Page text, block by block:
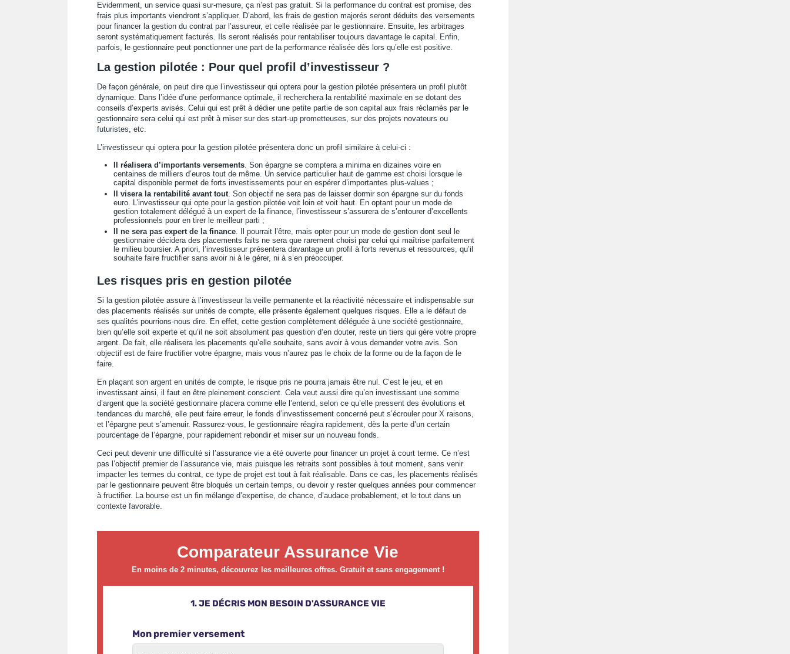
Evidemment, un service quasi sur-mesure, ça n’est pas gratuit. Si la performance du contrat est promise, des
frais plus importants viendront s’appliquer. D’abord, les frais de gestion majorés seront déduits des versements
pour financer la gestion du contrat par l’assureur, et celle réalisée par le gestionnaire. Ensuite, les arbitrages
seront systématiquement facturés. Ils seront réalisés pour rentabiliser toujours davantage le capital. Enfin,
parfois, le gestionnaire peut ponctionner une part de la performance réalisée dès lors qu’elle est positive.
La gestion pilotée : Pour quel profil d’investisseur ?
De façon générale, on peut dire que l’investisseur qui optera pour la gestion pilotée présentera un profil plutôt
dynamique. Dans l’idée d’une performance optimale, il recherchera la rentabilité maximale en se dotant des
conseils d’experts avisés. Celui qui est prêt à dédier une petite partie de son capital aux frais réclamés par le
gestionnaire sera celui qui est prêt à miser sur des start-up prometteuses, sur des projets novateurs ou
futuristes, etc.
L’investisseur qui optera pour la gestion pilotée présentera donc un profil similaire à celui-ci :
Il réalisera d’importants versements. Son épargne se comptera a minima en dizaines voire en
centaines de milliers d’euros tout de même. Un service particulier haut de gamme est choisi lorsque le
capital disponible permet de forts investissements pour en espérer d’importantes plus-values ;
Il visera la rentabilité avant tout. Son objectif ne sera pas de laisser dormir son épargne sur du fonds
euro. L’investisseur qui opte pour la gestion pilotée voit loin et voit haut. En optant pour un mode de
gestion totalement délégué à un expert de la finance, l’investisseur s’assurera de s’entourer d’excellents
professionnels pour en tirer le meilleur parti ;
Il ne sera pas expert de la finance. Il pourrait l’être, mais opter pour un mode de gestion dont seul le
gestionnaire décidera des placements faits ne sera que rarement choisi par celui qui maîtrise parfaitement
le milieu boursier. A priori, l’investisseur présentera davantage un profil à forts revenus et ressources, qu’il
souhaite faire fructifier sans avoir ni à le gérer, ni à s’en préoccuper.
Les risques pris en gestion pilotée
Si la gestion pilotée assure à l’investisseur la veille permanente et la réactivité nécessaire et indispensable sur
des placements réalisés sur unités de compte, elle présente également quelques risques. Elle a le défaut de
ses qualités pourrions-nous dire. En effet, cette gestion complètement déléguée à une société gestionnaire,
bien qu’elle soit experte et qu’il ne soit absolument pas question d’en douter, reste un tiers qui gère votre propre
argent. De fait, elle réalisera les placements qu’elle souhaite, sans avoir à vous demander votre avis. Son
objectif est de faire fructifier votre épargne, mais vous n’aurez pas le choix de la forme ou de la façon de le
faire.
En plaçant son argent en unités de compte, le risque pris ne pourra jamais être nul. C’est le jeu, et en
investissant ainsi, il faut en être pleinement conscient. Cela veut aussi dire qu’en investissant une somme
d’argent que la société gestionnaire placera comme elle l’entend, selon ce qu’elle pressent des évolutions et
tendances du marché, elle peut faire erreur, le fonds d’investissement concerné peut s’écrouler pour X raisons,
et l’épargne peut s’amenuir. Rassurez-vous, le gestionnaire réagira rapidement, dès la perte d’un certain
pourcentage de l’épargne, pour rapidement rebondir et miser sur un nouveau fonds.
Ceci peut devenir une difficulté si l’assurance vie a été ouverte pour financer un projet à court terme. Ce n’est
pas l’objectif premier de l’assurance vie, mais puisque les retraits sont possibles à tout moment, sans venir
impacter les termes du contrat, ce type de projet est tout à fait réalisable. Dans ce cas, les placements réalisés
par le gestionnaire peuvent être bloqués un certain temps, ou devoir y rester quelques années pour commencer
à fructifier. La bourse est un fin mélange d’expertise, de chance, d’audace probablement, et le tout dans un
contexte favorable.
Comparateur Assurance Vie
En moins de 2 minutes, découvrez les meilleures offres. Gratuit et sans engagement !